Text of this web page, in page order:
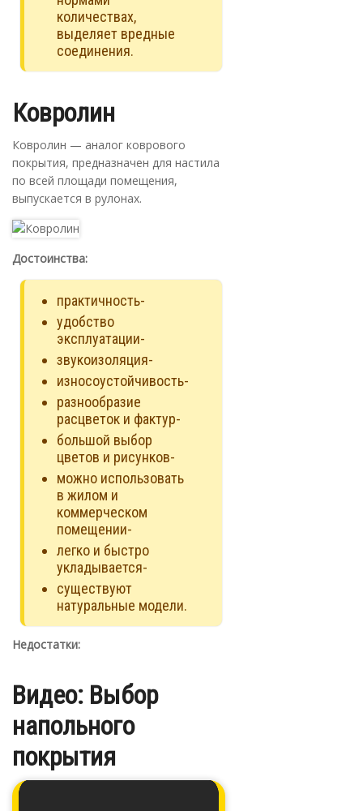
количествах,
выделяет вредные
соединения.
Ковролин
Ковролин — аналог коврового
покрытия, предназначен для настила
по всей площади помещения,
выпускается в рулонах.
Достоинства:
практичность-
удобство
эксплуатации-
звукоизоляция-
износоустойчивость-
разнообразие
расцветок и фактур-
большой выбор
цветов и рисунков-
можно использовать
в жилом и
коммерческом
помещении-
легко и быстро
укладывается-
существуют
натуральные модели.
Недостатки:
Видео: Выбор
напольного
покрытия